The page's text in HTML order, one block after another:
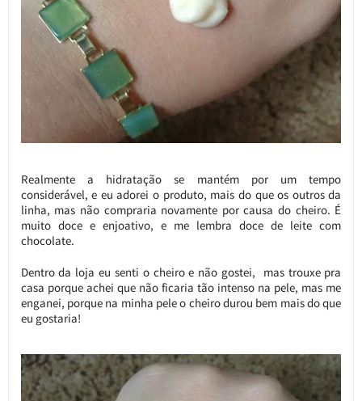
Realmente a hidratação se mantém por um tempo
considerável, e eu adorei o produto, mais do que os outros da
linha, mas não compraria novamente por causa do cheiro. É
muito doce e enjoativo, e me lembra doce de leite com
chocolate.
Dentro da loja eu senti o cheiro e não gostei, mas trouxe pra
casa porque achei que não ficaria tão intenso na pele, mas me
enganei, porque na minha pele o cheiro durou bem mais do que
eu gostaria!